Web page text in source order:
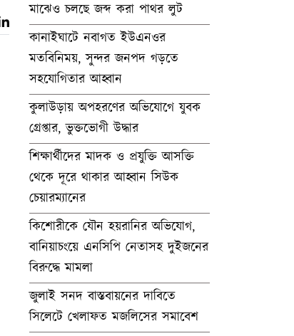
মাঝেও চলছে জব্দ করা পাথর লুট
কানাইঘাটে নবাগত ইউএনওর
মতবিনিময়, সুন্দর জনপদ গড়তে
সহযোগিতার আহ্বান
কুলাউড়ায় অপহরণের অভিযোগে যুবক
গ্রেপ্তার, ভুক্তভোগী উদ্ধার
শিক্ষার্থীদের মাদক ও প্রযুক্তি আসক্তি
থেকে দূরে থাকার আহ্বান সিউক
চেয়ারম্যানের
কিশোরীকে যৌন হয়রানির অভিযোগ,
বানিয়াচংয়ে এনসিপি নেতাসহ দুইজনের
বিরুদ্ধে মামলা
জুলাই সনদ বাস্তবায়নের দাবিতে
সিলেটে খেলাফত মজলিসের সমাবেশ